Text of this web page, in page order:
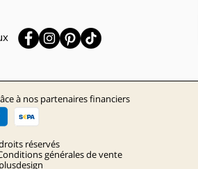
à nos partenaires financiers
réservés
générales de vente